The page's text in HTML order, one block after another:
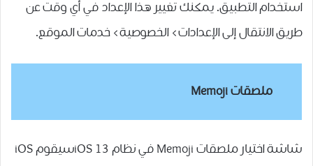
استخدام التطبيق. يمكنك تغيير هذا الإعداد في أي وقت عن
طريق الانتقال إلى الإعدادات> الخصوصية> خدمات الموقع.
ملصقاتMemoji
شاشة اختيار ملصقات Memoji في نظام iOS 13سيقوم iOS